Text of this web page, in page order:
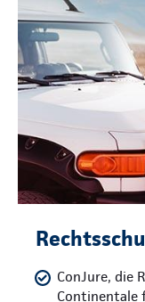
ConJure, die
Continentale